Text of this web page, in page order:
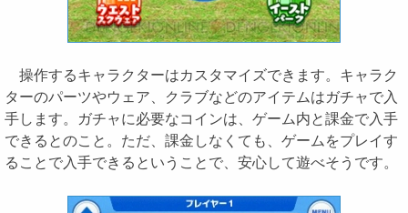
操作するキャラクターはカスタマイズできます。キャラク
ターのパーツやウェア、クラブなどのアイテムはガチャで入
手します。ガチャに必要なコインは、ゲーム内と課金で入手
できるとのこと。ただ、課金しなくても、ゲームをプレイす
ることで入手できるということで、安心して遊べそうです。